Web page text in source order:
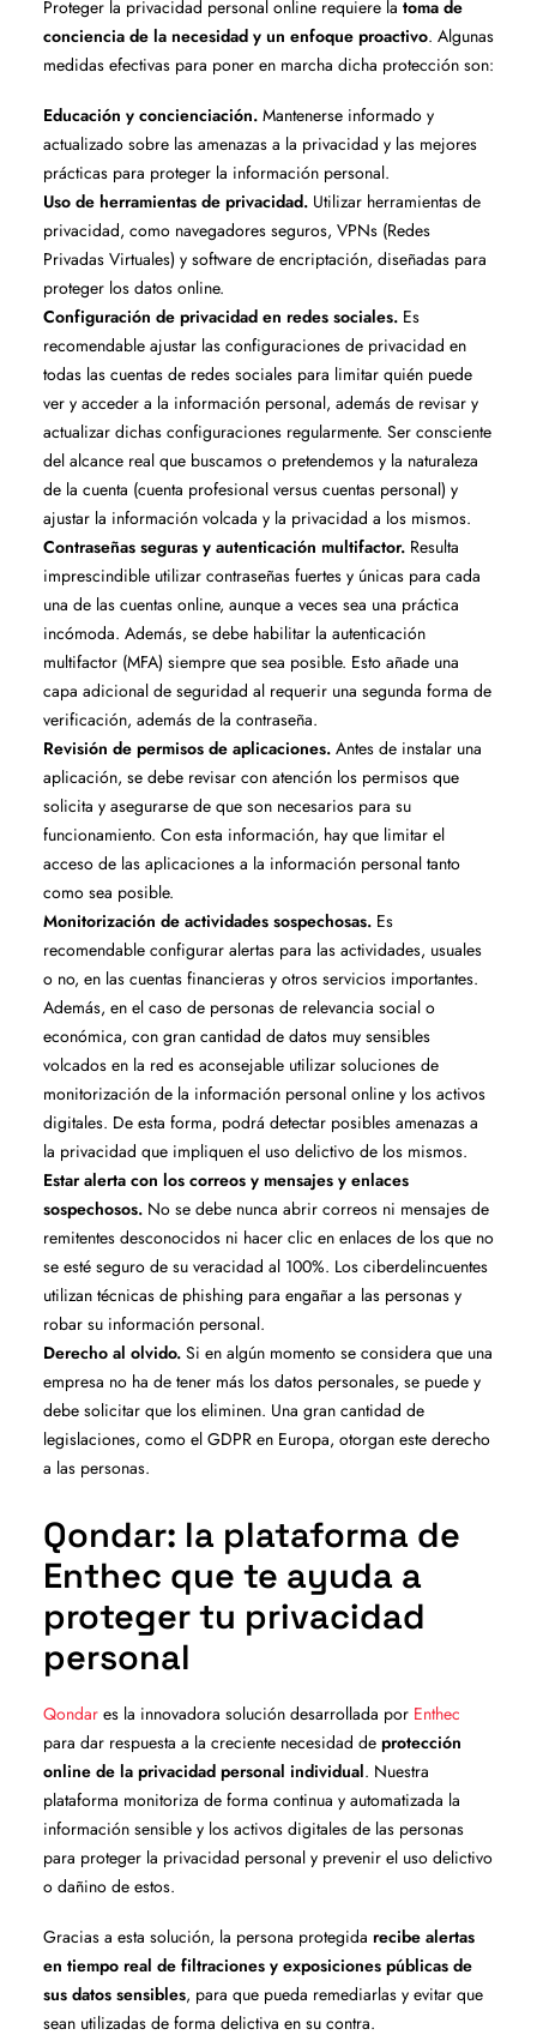
Proteger la privacidad personal online requiere la toma de
conciencia de la necesidad y un enfoque proactivo. Algunas
medidas efectivas para poner en marcha dicha protección son:
Educación y concienciación. Mantenerse informado y
actualizado sobre las amenazas a la privacidad y las mejores
prácticas para proteger la información personal.
Uso de herramientas de privacidad. Utilizar herramientas de
privacidad, como navegadores seguros, VPNs (Redes
Privadas Virtuales) y software de encriptación, diseñadas para
proteger los datos online.
Configuración de privacidad en redes sociales. Es
recomendable ajustar las configuraciones de privacidad en
todas las cuentas de redes sociales para limitar quién puede
ver y acceder a la información personal, además de revisar y
actualizar dichas configuraciones regularmente. Ser consciente
del alcance real que buscamos o pretendemos y la naturaleza
de la cuenta (cuenta profesional versus cuentas personal) y
ajustar la información volcada y la privacidad a los mismos.
Contraseñas seguras y autenticación multifactor. Resulta
imprescindible utilizar contraseñas fuertes y únicas para cada
una de las cuentas online, aunque a veces sea una práctica
incómoda. Además, se debe habilitar la autenticación
multifactor (MFA) siempre que sea posible. Esto añade una
capa adicional de seguridad al requerir una segunda forma de
verificación, además de la contraseña.
Revisión de permisos de aplicaciones. Antes de instalar una
aplicación, se debe revisar con atención los permisos que
solicita y asegurarse de que son necesarios para su
funcionamiento. Con esta información, hay que limitar el
acceso de las aplicaciones a la información personal tanto
como sea posible.
Monitorización de actividades sospechosas. Es
recomendable configurar alertas para las actividades, usuales
o no, en las cuentas financieras y otros servicios importantes.
Además, en el caso de personas de relevancia social o
económica, con gran cantidad de datos muy sensibles
volcados en la red es aconsejable utilizar soluciones de
monitorización de la información personal online y los activos
digitales. De esta forma, podrá detectar posibles amenazas a
la privacidad que impliquen el uso delictivo de los mismos.
Estar alerta con los correos y mensajes y enlaces
sospechosos. No se debe nunca abrir correos ni mensajes de
remitentes desconocidos ni hacer clic en enlaces de los que no
se esté seguro de su veracidad al 100%. Los ciberdelincuentes
utilizan técnicas de phishing para engañar a las personas y
robar su información personal.
Derecho al olvido. Si en algún momento se considera que una
empresa no ha de tener más los datos personales, se puede y
debe solicitar que los eliminen. Una gran cantidad de
legislaciones, como el GDPR en Europa, otorgan este derecho
a las personas.
Qondar: la plataforma de
Enthec que te ayuda a
proteger tu privacidad
personal
Qondar es la innovadora solución desarrollada por Enthec
para dar respuesta a la creciente necesidad de protección
online de la privacidad personal individual. Nuestra
plataforma monitoriza de forma continua y automatizada la
información sensible y los activos digitales de las personas
para proteger la privacidad personal y prevenir el uso delictivo
o dañino de estos.
Gracias a esta solución, la persona protegida recibe alertas
en tiempo real de filtraciones y exposiciones públicas de
sus datos sensibles, para que pueda remediarlas y evitar que
sean utilizadas de forma delictiva en su contra.